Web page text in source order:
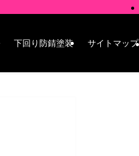
下回り防錆塗装 サイトマップ